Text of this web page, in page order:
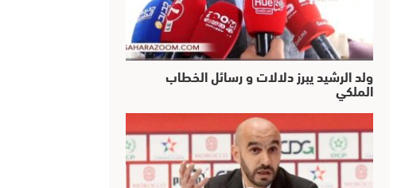
ولد الرشيد يبرز دلالات و رسائل الخطاب
الملكي